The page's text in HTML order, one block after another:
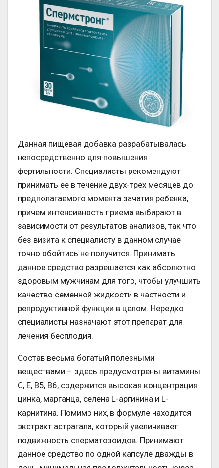
Данная пищевая добавка разрабатывалась
непосредственно для повышения
фертильности. Специалисты рекомендуют
принимать ее в течение двух-трех месяцев до
предполагаемого момента зачатия ребенка,
причем интенсивность приема выбирают в
зависимости от результатов анализов, так что
без визита к специалисту в данном случае
точно обойтись не получится. Принимать
данное средство разрешается как абсолютно
здоровым мужчинам для того, чтобы улучшить
качество семенной жидкости в частности и
репродуктивной функции в целом. Нередко
специалисты назначают этот препарат для
лечения бесплодия.
Состав весьма богатый полезными
веществами – здесь предусмотрены витамины
С, Е, В5, В6, содержится высокая концентрация
цинка, марганца, селена L-аргинина и L-
карнитина. Помимо них, в формуле находится
экстракт астрагала, который увеличивает
подвижность сперматозоидов. Принимают
данное средство по одной капсуле дважды в